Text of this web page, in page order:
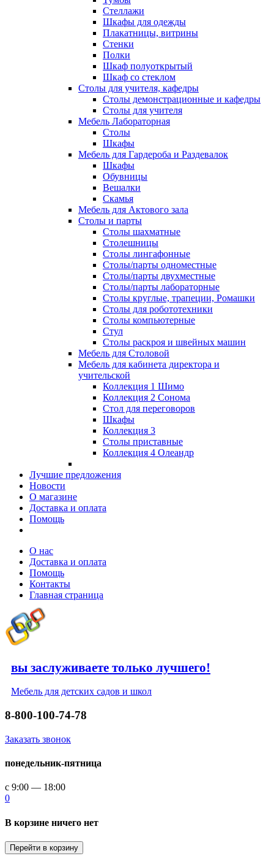
Стеллажи
Шкафы для одежды
Плакатницы, витрины
Стенки
Полки
Шкаф полуоткрытый
Шкаф со стеклом
Столы для учителя, кафедры
Столы демонстрационные и кафедры
Столы для учителя
Мебель Лабораторная
Столы
Шкафы
Мебель для Гардероба и Раздевалок
Шкафы
Обувницы
Вешалки
Скамья
Мебель для Актового зала
Столы и парты
Столы шахматные
Столешницы
Столы лингафонные
Столы/парты одноместные
Столы/парты двухместные
Столы/парты лабораторные
Столы круглые, трапеции, Ромашки
Столы для робототехники
Столы компьютерные
Стул
Столы раскроя и швейных машин
Мебель для Столовой
Мебель для кабинета директора и
учительской
Коллекция 1 Шимо
Коллекция 2 Сонома
Стол для переговоров
Шкафы
Коллекция 3
Столы приставные
Коллекция 4 Олеандр
Лучшие предложения
Новости
О магазине
Доставка и оплата
Помощь
О нас
Доставка и оплата
Помощь
Контакты
Главная страница
вы заслуживаете только лучшего!
Мебель для детских садов и школ
8-800-100-74-78
Заказать звонок
понедельник-пятница
с 9:00 — 18:00
0
В корзине ничего нет
Перейти в корзину